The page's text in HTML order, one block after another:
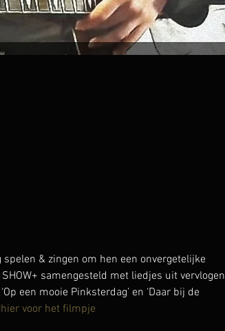
& zingen om hen een onvergetelijke
samengesteld met liedjes uit vervlogen
een mooie Pinksterdag’ en ‘Daar bij de
hier voor het filmpje